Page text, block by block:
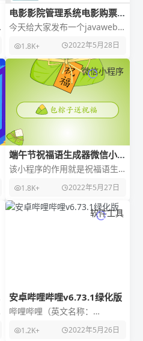
电影影院管理系统电影购票系
统java项目jsp web项目
今天给大家发布一个javaweb的
JSP的项目，如果你连JSP都不知
道的话
1.8K+ 2022年5月28日
微信小程序
端午节祝福语生成器微信小程
序版
该小程序的作用就是祝福语生
住机会蹭一波流量用户可以点
击直接发送祝福语给好
1.8K+ 2022年5月27日
软件工具
安卓哔哩哔哩v6.73.1绿化版
哔哩哔哩（英文名称：
的动漫视频弹幕社区，最棒的
1.2K+ 2022年5月26日